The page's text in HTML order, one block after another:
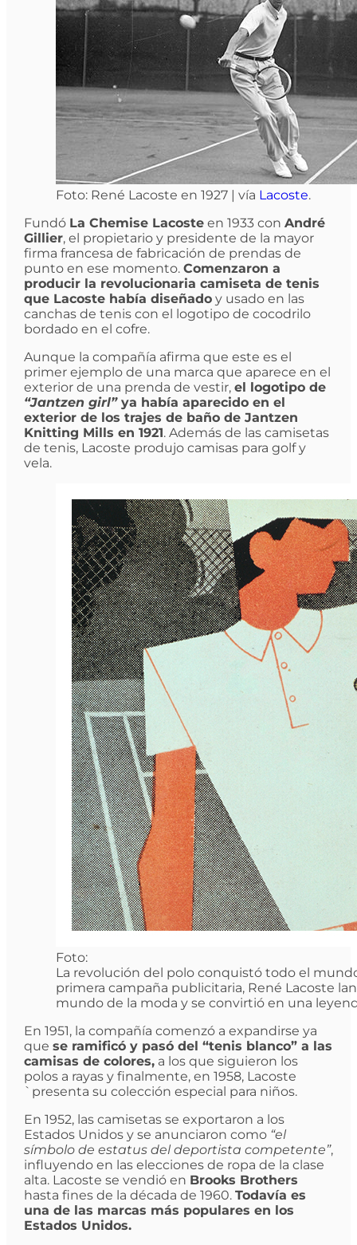
Foto: René Lacoste en 1927 | vía Lacoste.
Fundó La Chemise Lacosteen 1933 con André
Gillier, el propietario y presidente de la mayor
firma francesa de fabricación de prendas de
punto en ese momento. Comenzaron a
producir la revolucionaria camiseta de tenis
que Lacoste había diseñadoy usado en las
canchas de tenis con el logotipo de cocodrilo
bordado en el cofre.
Aunque la compañía afirma que este es el
primer ejemplo de una marca que aparece en el
exterior de una prenda de vestir, el logotipo de
“Jantzen girl”ya había aparecido en el
exterior de los trajes de baño de Jantzen
Knitting Mills en 1921. Además de las camisetas
de tenis, Lacoste produjo camisas para golf y
vela.
Foto:
La revolución del polo conquistó todo el
primera campaña publicitaria, René Lacoste
mundo de la moda y se convirtió en una
En 1951, la compañía comenzó a expandirse ya
que se ramificó y pasó del “tenis blanco” a las
camisas de colores,a los que siguieron los
polos a rayas y finalmente, en 1958, Lacoste
`presenta su colección especial para niños.
En 1952, las camisetas se exportaron a los
Estados Unidos y se anunciaron como “el
símbolo de estatus del deportista competente”,
influyendo en las elecciones de ropa de la clase
alta. Lacoste se vendió en Brooks Brothers
hasta fines de la década de 1960. Todavía es
una de las marcas más populares en los
Estados Unidos.